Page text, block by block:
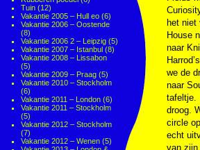
Tuin (12)
Vakantie 2005 – Hull eo (6)
Vakantie 2006 – Oostende
(8)
Vakantie 2006 2 – Leipzig (5)
Vakantie 2007 – Istanbul (8)
Vakantie 2008 – Lissabon
(5)
Vakantie 2009 – Praag (5)
Vakantie 2010 – Stockholm
(6)
Vakantie 2011 – London (6)
Vakantie 2011 – Stockholm
(5)
Vakantie 2012 – Stockholm
(7)
Vakantie 2012 – Wenen (5)
het niet
House
naar
we de
naar
tafeltje.
droog.
circle
echt
van